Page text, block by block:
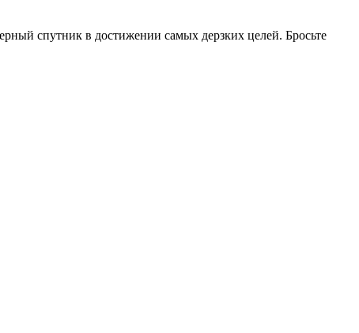
спутник в достижении самых дерзких целей. Бросьте